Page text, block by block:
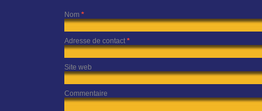
Nom *
Adresse de contact *
Site web
Commentaire